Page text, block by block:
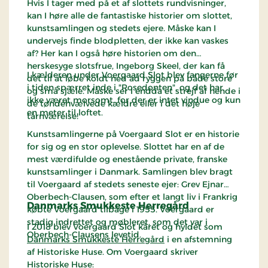
Hvis I tager med på et af slottets rundvisninger,
kan I høre alle de fantastiske historier om slottet,
kunstsamlingen og stedets ejere. Måske kan I
undervejs finde blodpletten, der ikke kan vaskes
af? Her kan I også høre historien om den
herskesyge slotsfrue, Ingeborg Skeel, der kan få
det til at løbe koldt ned ad ryggen på både store
og små sjæle. Måske ser I endda et strejf af hende i
de tøndehvælvede kældre eller i det høje
tårnværelse!
I kælderen under Voergaard Slot blev fangerne før
i tiden spærret inde i "Rosedonten", og det har
ikke været morsomt, for der er intet vindue og kun
en meter til loftet.
Kunstsamlingerne på Voergaard Slot er en historie
for sig og en stor oplevelse. Slottet har en af de
mest værdifulde og enestående private, franske
kunstsamlinger i Danmark. Samlingen blev bragt
til Voergaard af stedets seneste ejer: Grev Ejnar
Oberbech-Clausen, som efter et langt liv i Frankrig
købte Voergaard tilbage i 1955. Voergaard er
stadig indrettet og møbleret, som det var i
Oberbech-Clausens levetid.
Danmarks Smukkeste Herregård
I 2018 blev Voergaard Slot kåret og hyldet som
Danmarks Smukkeste Herregård i en afstemning
af Historiske Huse. Om Voergaard skriver
Historiske Huse: